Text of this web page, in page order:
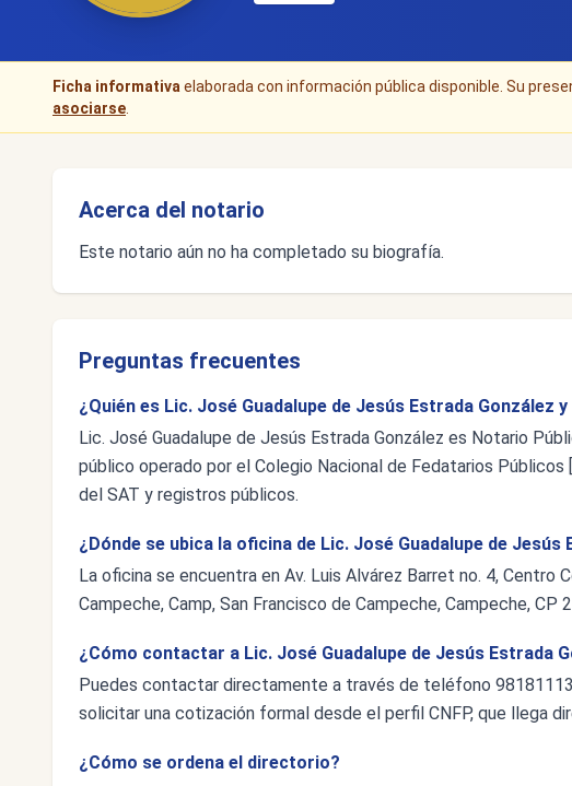
Ficha informativa elaborada con información pública disponible. Su
asociarse
Acerca del notario
Este notario aún no ha completado su biografía.
Preguntas frecuentes
¿Quién es Lic. José Guadalupe de Jesús Estrada González
Lic. José Guadalupe de Jesús Estrada González es Notario
público operado por el Colegio Nacional de Fedatarios
del SAT y registros públicos.
¿Dónde se ubica la oficina de Lic. José Guadalupe de Jesús
La oficina se encuentra en Av. Luis Alvárez Barret no. 4, Centro
Campeche, Camp, San Francisco de Campeche, Campeche, CP
¿Cómo contactar a Lic. José Guadalupe de Jesús Estrada
Puedes contactar directamente a través de teléfono
solicitar una cotización formal desde el perfil CNFP, que llega
¿Cómo se ordena el directorio?